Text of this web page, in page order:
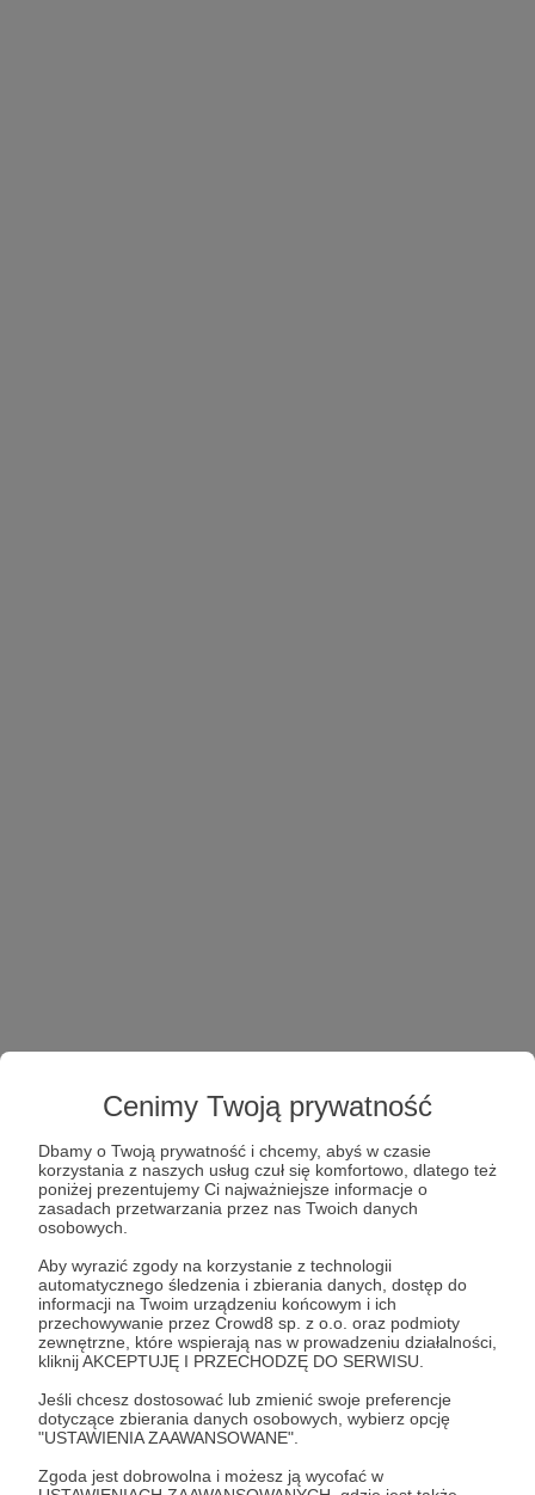
Cenimy Twoją prywatność
Dbamy o Twoją prywatność i chcemy, abyś w czasie
korzystania z naszych usług czuł się komfortowo, dlatego też
poniżej prezentujemy Ci najważniejsze informacje o
zasadach przetwarzania przez nas Twoich danych
osobowych.
Aby wyrazić zgody na korzystanie z technologii
automatycznego śledzenia i zbierania danych, dostęp do
informacji na Twoim urządzeniu końcowym i ich
przechowywanie przez Crowd8 sp. z o.o. oraz podmioty
zewnętrzne, które wspierają nas w prowadzeniu działalności,
kliknij AKCEPTUJĘ I PRZECHODZĘ DO SERWISU.
Jeśli chcesz dostosować lub zmienić swoje preferencje
dotyczące zbierania danych osobowych, wybierz opcję
"USTAWIENIA ZAAWANSOWANE".
Zgoda jest dobrowolna i możesz ją wycofać w